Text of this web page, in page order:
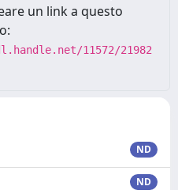
un link a questo
11572/21982
ND
ND